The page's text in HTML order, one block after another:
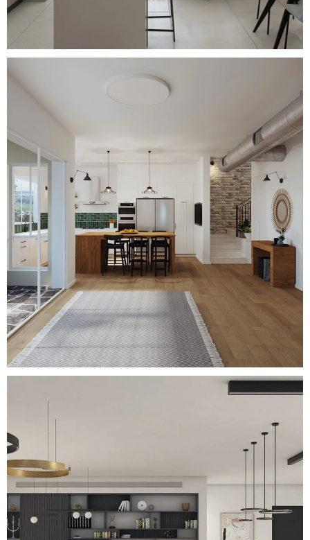
Eclectic Dream
Modern Elegance